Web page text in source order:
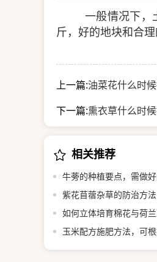
一般情况下，
斤，好的地块和合
上一篇:油菜花什么时
下一篇:熏衣草什么时
相关推荐
牛蒡的种植要点，需做好
追肥等工作
紫花苜蓿杂草的防治方
翻整地
如何立体培育棉花与荷
2行棉花、在棉花内侧各种
玉米配方施肥方法，可
亩产量决定施肥量